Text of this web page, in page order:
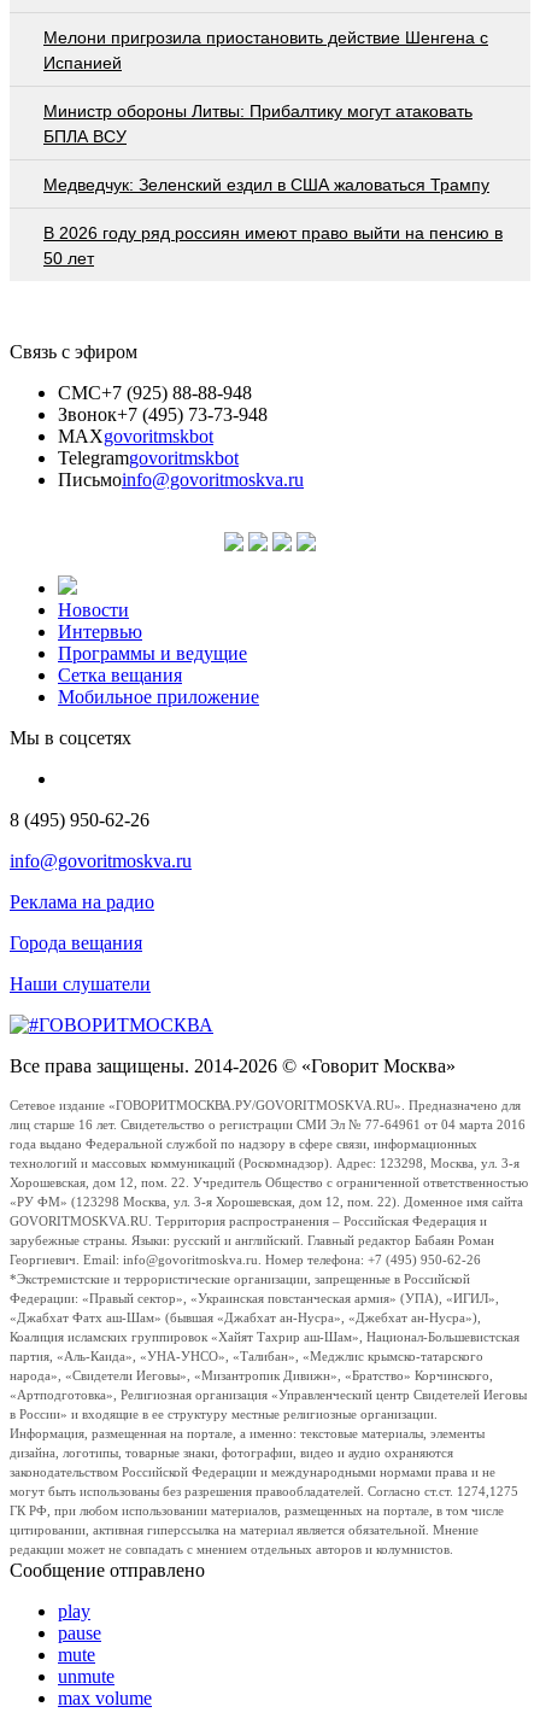
Мелони пригрозила приостановить действие Шенгена с
Испанией
Министр обороны Литвы: Прибалтику могут атаковать
БПЛА ВСУ
Медведчук: Зеленский ездил в США жаловаться Трампу
В 2026 году ряд россиян имеют право выйти на пенсию в
50 лет
Связь с эфиром
СМС+7 (925) 88-88-948
Звонок+7 (495) 73-73-948
MAXgovoritmskbot
Telegramgovoritmskbot
Письмоinfo@govoritmoskva.ru
Новости
Интервью
Программы и ведущие
Сетка вещания
Мобильное приложение
Мы в соцсетях
8 (495) 950-62-26
info@govoritmoskva.ru
Реклама на радио
Города вещания
Наши слушатели
Все права защищены. 2014-2026 © «Говорит Москва»
Сетевое издание «ГОВОРИТМОСКВА.РУ/GOVORITMOSKVA.RU». Предназначено для
лиц старше 16 лет. Свидетельство о регистрации СМИ Эл № 77-64961 от 04 марта 2016
года выдано Федеральной службой по надзору в сфере связи, информационных
технологий и массовых коммуникаций (Роскомнадзор). Адрес: 123298, Москва, ул. 3-я
Хорошевская, дом 12, пом. 22. Учредитель Общество с ограниченной ответственностью
«РУ ФМ» (123298 Москва, ул. 3-я Хорошевская, дом 12, пом. 22). Доменное имя сайта
GOVORITMOSKVA.RU. Территория распространения – Российская Федерация и
зарубежные страны. Языки: русский и английский. Главный редактор Бабаян Роман
Георгиевич. Email: info@govoritmoskva.ru. Номер телефона: +7 (495) 950-62-26
*Экстремистские и террористические организации, запрещенные в Российской
Федерации: «Правый сектор», «Украинская повстанческая армия» (УПА), «ИГИЛ»,
«Джабхат Фатх аш-Шам» (бывшая «Джабхат ан-Нусра», «Джебхат ан-Нусра»),
Коалиция исламских группировок «Хайят Тахрир аш-Шам», Национал-Большевистская
партия, «Аль-Каида», «УНА-УНСО», «Талибан», «Меджлис крымско-татарского
народа», «Свидетели Иеговы», «Мизантропик Дивижн», «Братство» Корчинского,
«Артподготовка», Религиозная организация «Управленческий центр Свидетелей Иеговы
в России» и входящие в ее структуру местные религиозные организации.
Информация, размещенная на портале, а именно: текстовые материалы, элементы
дизайна, логотипы, товарные знаки, фотографии, видео и аудио охраняются
законодательством Российской Федерации и международными нормами права и не
могут быть использованы без разрешения правообладателей. Согласно ст.ст. 1274,1275
ГК РФ, при любом использовании материалов, размещенных на портале, в том числе
цитировании, активная гиперссылка на материал является обязательной. Мнение
редакции может не совпадать с мнением отдельных авторов и колумнистов.
Сообщение отправлено
play
pause
mute
unmute
max volume